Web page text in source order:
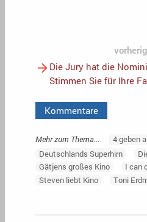
Die Jury hat die
Stimmen Sie für Ihre
Kommentare
Mehr zum Thema... 4 geben
Deutschlands Superhirn
Gätjens großes Kino
I can
Steven liebt Kino
Toni